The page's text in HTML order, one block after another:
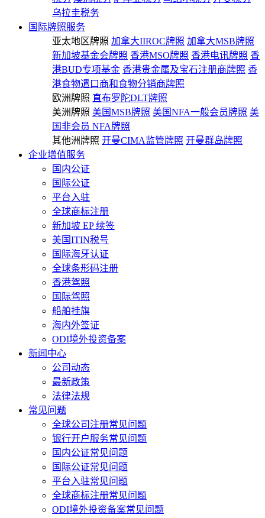
乌拉圭税务
国际牌照服务
亚太地区牌照 加拿大IIROC牌照 加拿大MSB牌照
新加坡基金会牌照 香港MSO牌照 香港电讯牌照 香
港BUD专项基金 香港贵金属及宝石注册商牌照 香
港食物遣口商和食物分销商牌照
欧洲牌照 直布罗陀DLT牌照
美洲牌照 美国MSB牌照 美国NFA一般会员牌照 美
国非会员 NFA牌照
其他洲牌照 开曼CIMA监管牌照 开曼群岛牌照
企业增值服务
国内公证
国际公证
平台入驻
全球商标注册
新加坡 EP 续签
美国ITIN税号
国际海牙认证
全球条形码注册
香港驾照
国际驾照
船舶挂旗
海内外签证
ODI境外投资备案
新闻中心
公司动态
最新政策
法律法规
常见问题
全球公司注册常见问题
银行开户服务常见问题
国内公证常见问题
国际公证常见问题
平台入驻常见问题
全球商标注册常见问题
ODI境外投资备案常见问题